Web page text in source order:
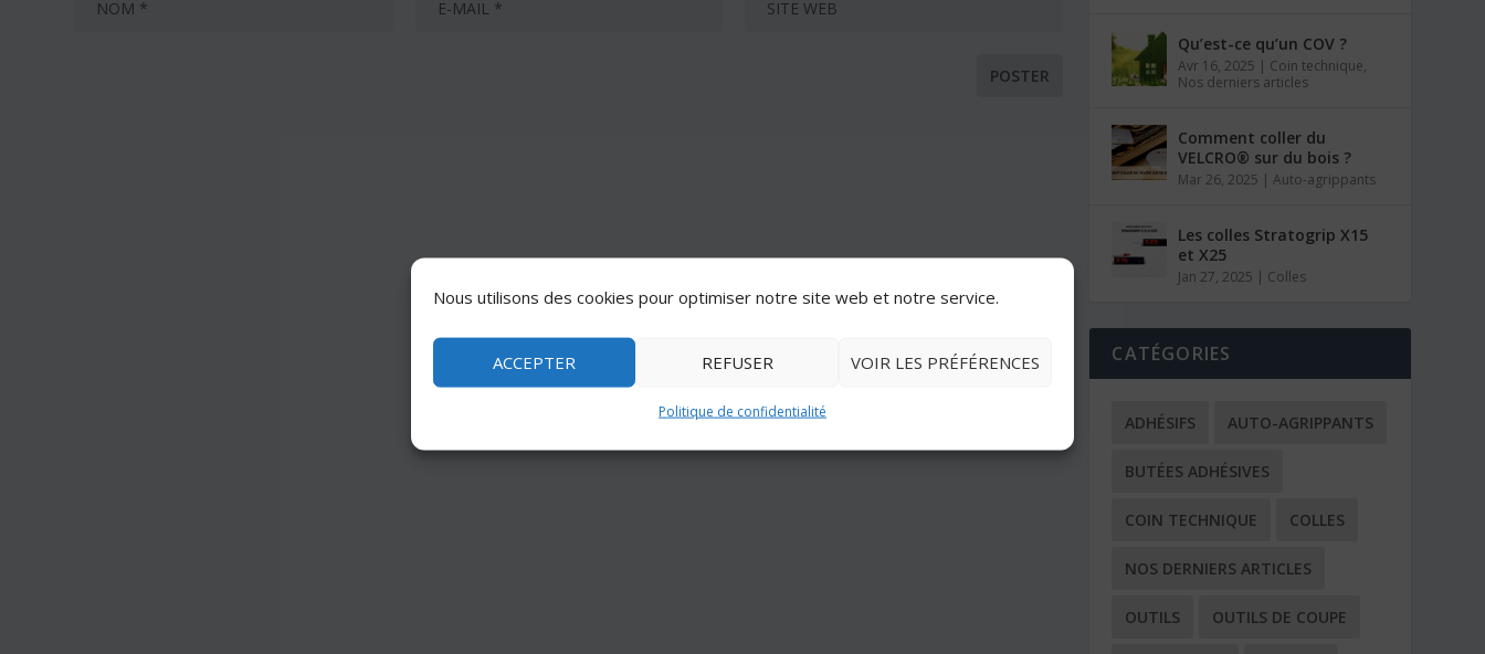
Nous utilisons des cookies pour optimiser notre site web et notre service.
ACCEPTER REFUSER VOIR LES PRÉFÉRENCES
Politique de confidentialité
Qu’est-ce qu’un COV ?
Avr 16, 2025 | Coin technique,
Nos derniers articles
Comment coller du
VELCRO® sur du bois ?
Mar 26, 2025 |Auto-agrippants
Les colles Stratogrip X15
et X25
Jan 27, 2025 | Colles
CATÉGORIES
ADHÉSIFS AUTO-AGRIPPANTS
BUTÉES ADHÉSIVES
COIN TECHNIQUE COLLES
NOS DERNIERS ARTICLES
OUTILS OUTILS DE COUPE